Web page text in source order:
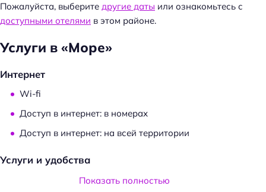
Пожалуйста, выберите другие даты или ознакомьтесь с
доступными отелями в этом районе.
Услуги в «Море»
Интернет
Wi-fi
Доступ в интернет: в номерах
Доступ в интернет: на всей территории
Услуги и удобства
Показать полностью